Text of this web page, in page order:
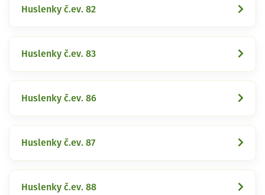
Huslenky č.ev. 82
Huslenky č.ev. 83
Huslenky č.ev. 86
Huslenky č.ev. 87
Huslenky č.ev. 88